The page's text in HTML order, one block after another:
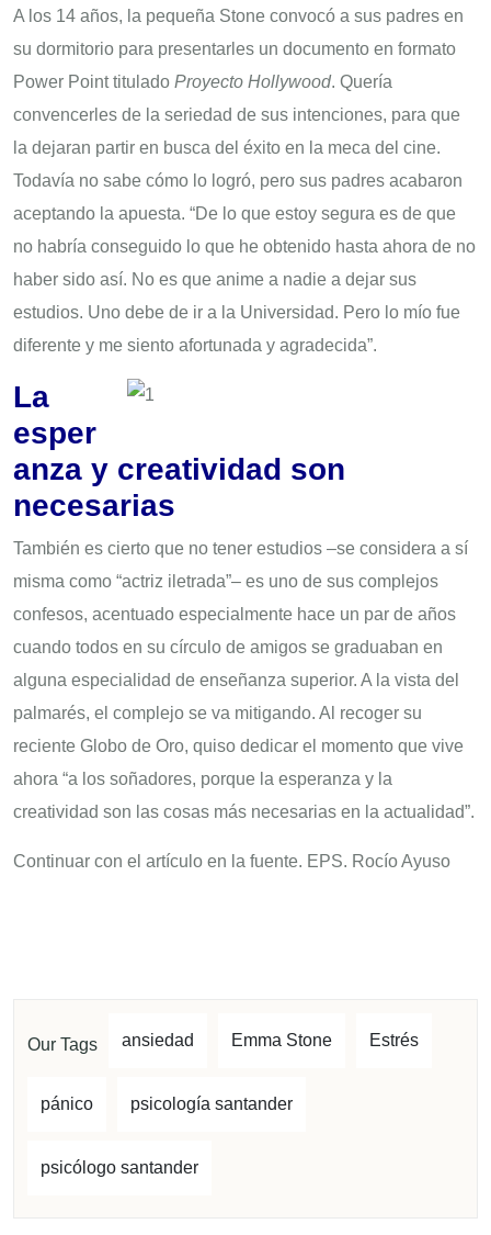
A los 14 años, la pequeña Stone convocó a sus padres en
su dormitorio para presentarles un documento en formato
Power Point titulado Proyecto Hollywood. Quería
convencerles de la seriedad de sus intenciones, para que
la dejaran partir en busca del éxito en la meca del cine.
Todavía no sabe cómo lo logró, pero sus padres acabaron
aceptando la apuesta. “De lo que estoy segura es de que
no habría conseguido lo que he obtenido hasta ahora de no
haber sido así. No es que anime a nadie a dejar sus
estudios. Uno debe de ir a la Universidad. Pero lo mío fue
diferente y me siento afortunada y agradecida”.
La
esper
anza y creatividad son
necesarias
También es cierto que no tener estudios –se considera a sí
misma como “actriz iletrada”– es uno de sus complejos
confesos, acentuado especialmente hace un par de años
cuando todos en su círcu­­lo de amigos se graduaban en
alguna especialidad de enseñanza superior. A la vista del
palmarés, el complejo se va mitigando. Al recoger su
reciente Globo de Oro, quiso dedicar el momento que vive
ahora “a los soñadores, porque la esperanza y la
creatividad son las cosas más necesarias en la actualidad”.
Continuar con el artículo en la fuente. EPS. Rocío Ayuso
Our Tags ansiedad Emma Stone Estrés
pánico psicología santander
psicólogo santander